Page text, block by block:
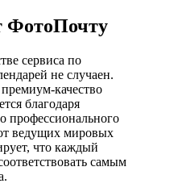
ФотоПочту
сервиса по
не случаен.
качество
благодаря
профессионального
ведущих мировых
что каждый
самым